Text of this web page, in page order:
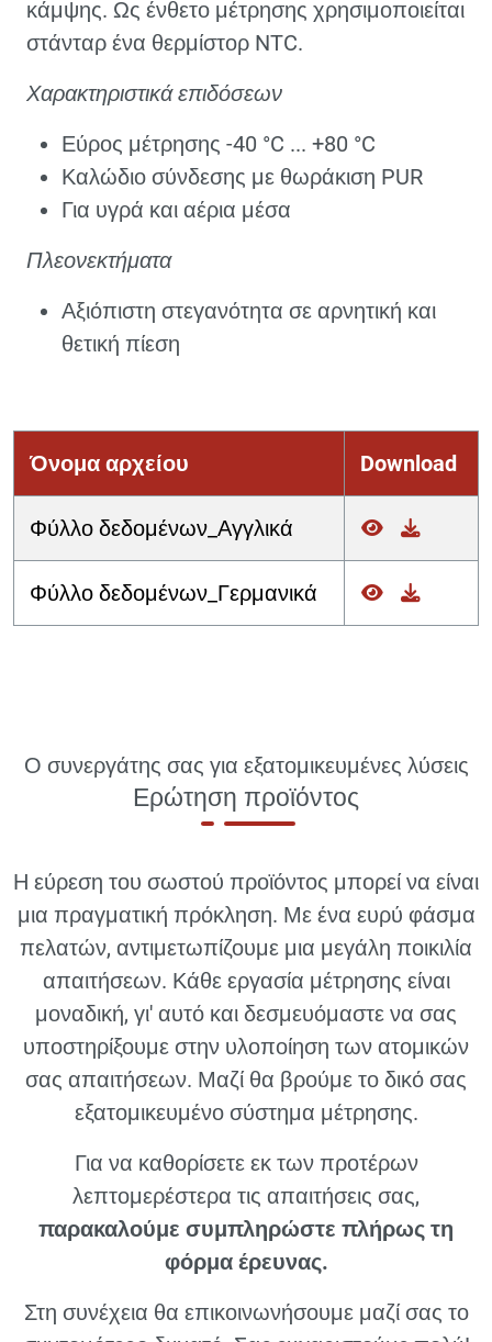
κάμψης. Ως ένθετο μέτρησης χρησιμοποιείται
στάνταρ ένα θερμίστορ NTC.
Χαρακτηριστικά επιδόσεων
Εύρος μέτρησης -40 °C ... +80 °C
Καλώδιο σύνδεσης με θωράκιση PUR
Για υγρά και αέρια μέσα
Πλεονεκτήματα
Αξιόπιστη στεγανότητα σε αρνητική και
θετική πίεση
Όνομα αρχείου Download
Φύλλο δεδομένων_Αγγλικά
Φύλλο δεδομένων_Γερμανικά
Ο συνεργάτης σας για εξατομικευμένες λύσεις
Ερώτηση προϊόντος
Η εύρεση του σωστού προϊόντος μπορεί να είναι
μια πραγματική πρόκληση. Με ένα ευρύ φάσμα
πελατών, αντιμετωπίζουμε μια μεγάλη ποικιλία
απαιτήσεων. Κάθε εργασία μέτρησης είναι
μοναδική, γι' αυτό και δεσμευόμαστε να σας
υποστηρίξουμε στην υλοποίηση των ατομικών
σας απαιτήσεων. Μαζί θα βρούμε το δικό σας
εξατομικευμένο σύστημα μέτρησης.
Για να καθορίσετε εκ των προτέρων
λεπτομερέστερα τις απαιτήσεις σας,
παρακαλούμε συμπληρώστε πλήρως τη
φόρμα έρευνας.
Στη συνέχεια θα επικοινωνήσουμε μαζί σας το